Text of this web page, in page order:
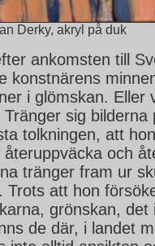
Derky, akryl på duk
ankomsten till
konstnärens
i glömskan. Eller
sig bilderna
tolkningen, att
och
tränger fram ur
Trots att hon
grönskan, det
de där, i landet